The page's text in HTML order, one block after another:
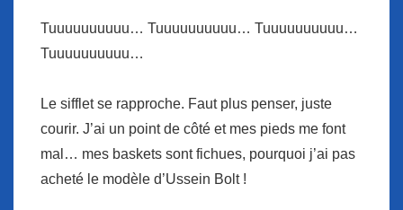
Tuuuuuuuuuu… Tuuuuuuuuuu… Tuuuuuuuuuu…
Tuuuuuuuuuu…
Le sifflet se rapproche. Faut plus penser, juste
courir. J’ai un point de côté et mes pieds me font
mal… mes baskets sont fichues, pourquoi j’ai pas
acheté le modèle d’Ussein Bolt !